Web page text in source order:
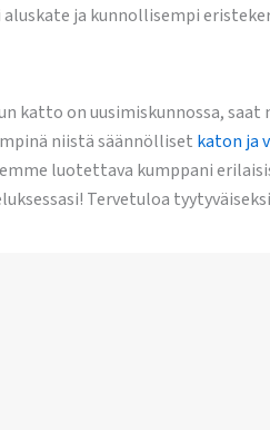
ja kunnollisempi
katto on uusimiskunnossa, saat
niistä säännölliset katon ja
luotettava kumppani
Tervetuloa